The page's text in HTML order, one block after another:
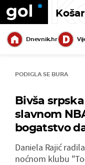
Dnevnik.hr
PODIGLA SE BURA
Bivša
slavnom
bogatstvo
Daniela Rajić
noćnom klubu